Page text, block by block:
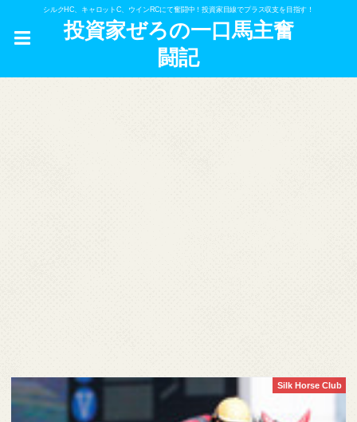
シルクHC、キャロットC、ウインRCにて奮闘中！投資家目線でプラス収支を目指す！
投資家ぜろの一口馬主奮
闘記
Silk Horse Club